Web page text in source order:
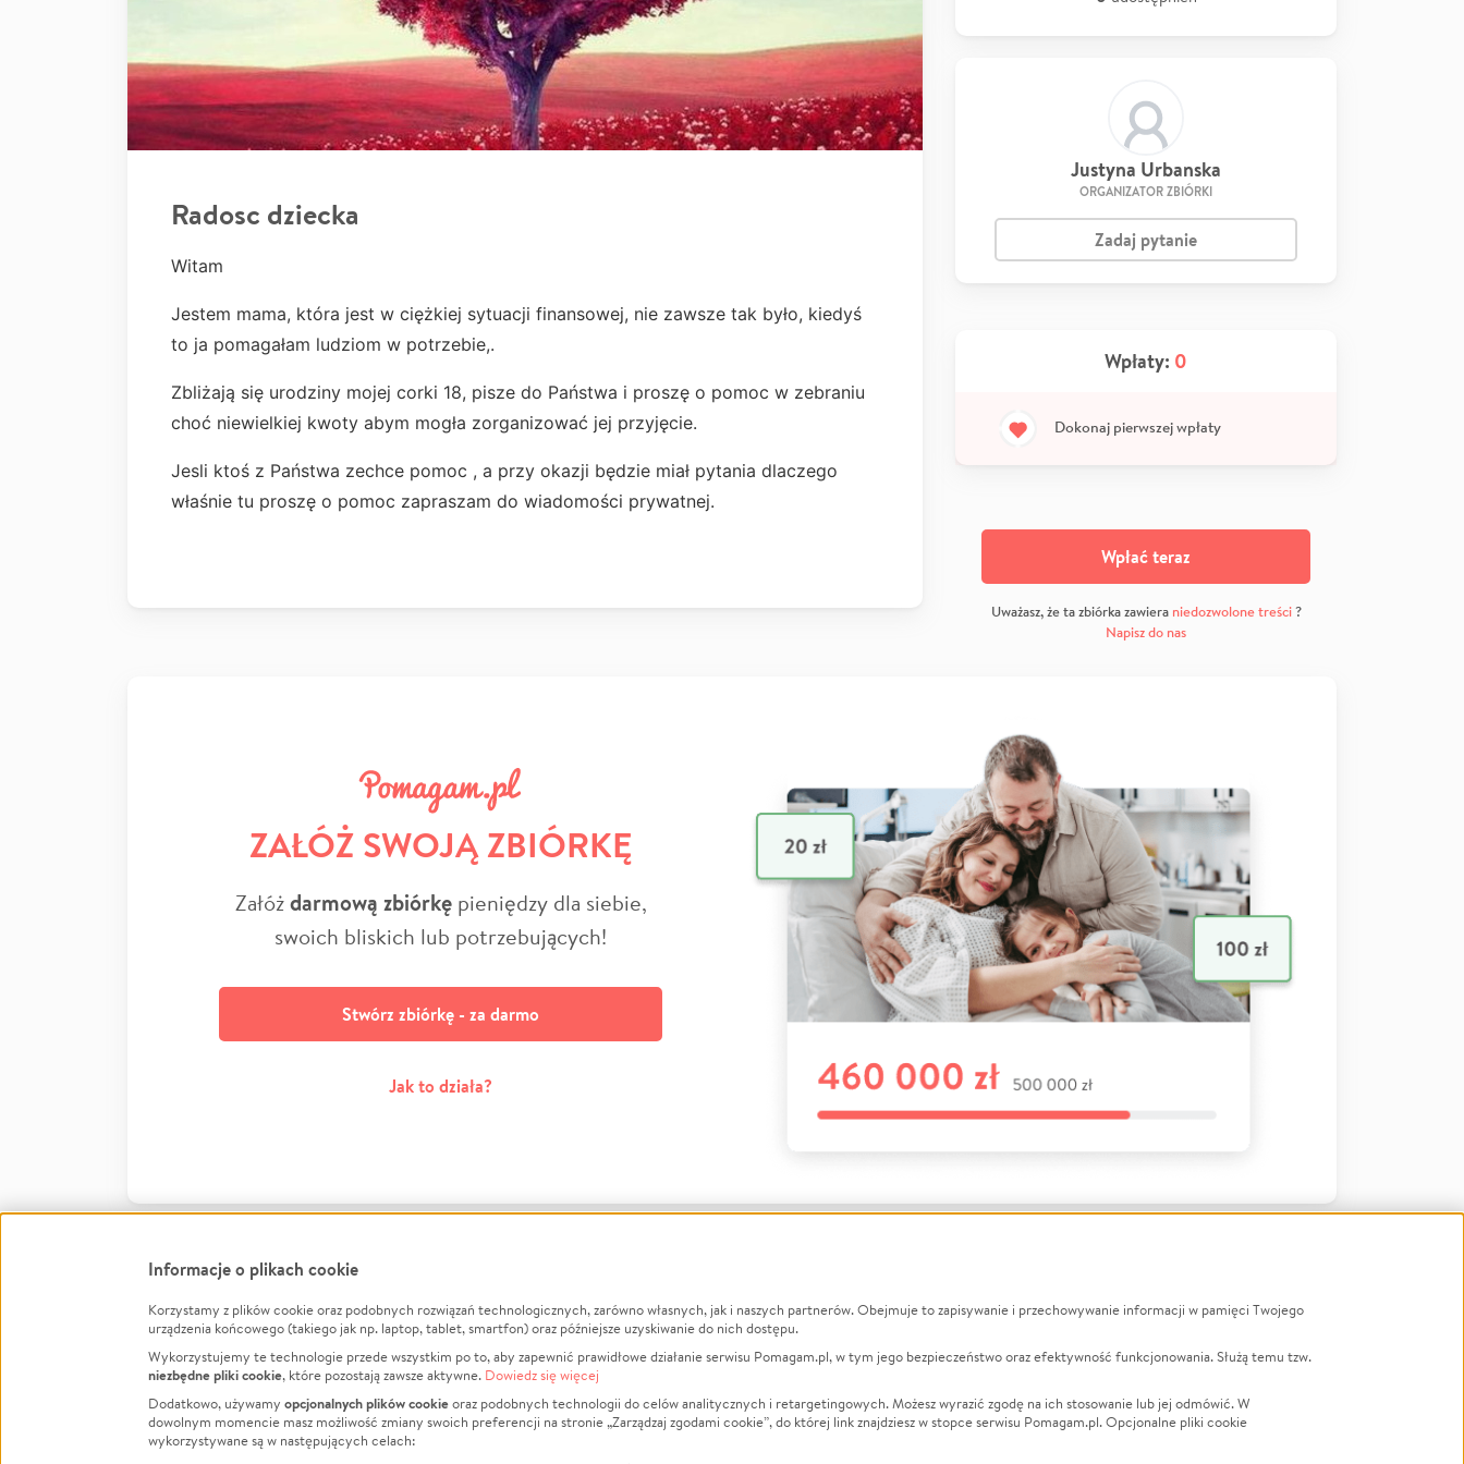
Radosc dziecka
Witam
Jestem mama, która jest w ciężkiej sytuacji finansowej, nie zawsze tak było, kiedyś
to ja pomagałam ludziom w potrzebie,.
Zbliżają się urodziny mojej corki 18, pisze do Państwa i proszę o pomoc w zebraniu
choć niewielkiej kwoty abym mogła zorganizować jej przyjęcie.
Jesli ktoś z Państwa zechce pomoc , a przy okazji będzie miał pytania dlaczego
właśnie tu proszę o pomoc zapraszam do wiadomości prywatnej.
Justyna Urbanska
ORGANIZATOR ZBIÓRKI
Zadaj pytanie
Wpłaty: 0
Dokonaj pierwszej wpłaty
Wpłać teraz
Uważasz, że ta zbiórka zawiera niedozwolone treści?
Napisz do nas
ZAŁÓŻ SWOJĄ ZBIÓRKĘ
Załóżdarmową zbiórkępieniędzy dla siebie,
swoich bliskich lub potrzebujących!
Stwórz zbiórkę - za darmo
Jak to działa?
FacebookTwitter Instagram
LinkedInTikTok Youtube
Informacje
Jak to działa?
Regulamin
Polityka Prywatności
O nas
Opinie
Raporty
Za darmo
Zbieraj na
Leczenie
Zwierzęta
Pożar
LGBTQ+
Powódź
Wichura
Informacje o plikach cookie
Korzystamy z plików cookie oraz podobnych rozwiązań technologicznych, zarówno własnych, jak i naszych partnerów. Obejmuje to zapisywanie i przechowywanie informacji w pamięci Twojego
urządzenia końcowego (takiego jak np. laptop, tablet, smartfon) oraz późniejsze uzyskiwanie do nich dostępu.
Wykorzystujemy te technologie przede wszystkim po to, aby zapewnić prawidłowe działanie serwisu Pomagam.pl, w tym jego bezpieczeństwo oraz efektywność funkcjonowania. Służą temu tzw.
niezbędne pliki cookie, które pozostają zawsze aktywne. Dowiedz się więcej
Dodatkowo, używamy opcjonalnych plików cookieoraz podobnych technologii do celów analitycznych i retargetingowych. Możesz wyrazić zgodę na ich stosowanie lub jej odmówić. W
dowolnym momencie masz możliwość zmiany swoich preferencji na stronie „Zarządzaj zgodami cookie”, do której link znajdziesz w stopce serwisu Pomagam.pl. Opcjonalne pliki cookie
wykorzystywane są w następujących celach: